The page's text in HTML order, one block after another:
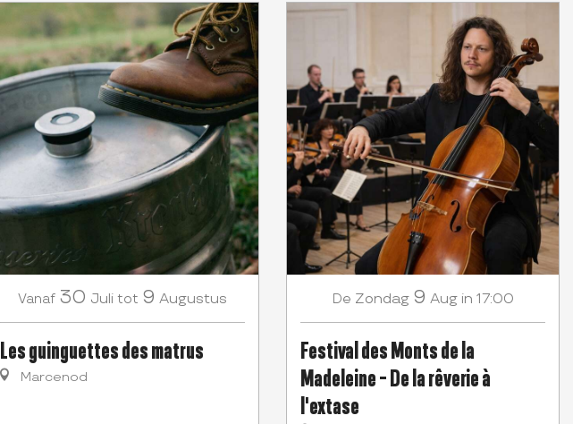
Vanaf 30 Juli tot 9 Augustus
Les guinguettes des matrus
Marcenod
De Zondag 9 Aug in 17:00
Festival des Monts de la
Madeleine - De la rêverie à
l'extase